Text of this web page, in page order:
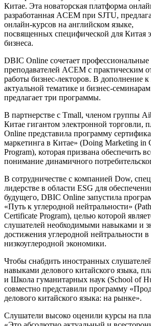
Китае. Эта новаторская платформа
разработанная ACEM при SJTU,
онлайн-курсов на английском языке,
посвященных специфической для Китая
бизнеса.
DBIC Online сочетает профессиональные
преподавателей ACEM с практическим
работы бизнес-лекторов. В дополнение
актуальной тематике и бизнес-
предлагает три программы.
В партнерстве с Tmall, членом группы
Китае гигантом электронной торговли,
Online представила программу
маркетинга в Китае» (Doing Marketing in
Program), которая призвана обеспечить
понимание динамичного
В сотрудничестве с компанией Dow,
лидерстве в области ESG для
будущего, DBIC Online запустила
«Путь к углеродной нейтральности»
Certificate Program), целью которой
слушателей необходимыми навыками и
достижения углеродной нейтральности в
низкоуглеродной экономики.
Чтобы снабдить иностранных
навыками делового китайского языка,
и Школа гуманитарных наук (School of
совместно представили программу
делового китайского языка: на рынке».
Слушатели высоко оценили курсы на